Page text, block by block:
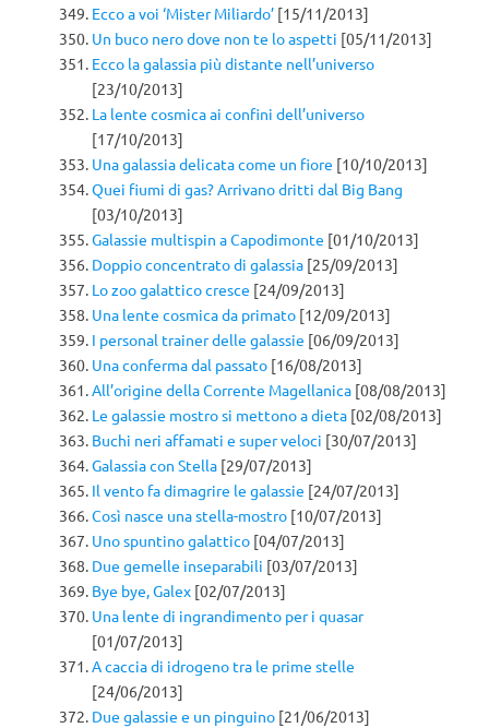
Ecco a voi ‘Mister Miliardo’ [15/11/2013]
Un buco nero dove non te lo aspetti [05/11/2013]
Ecco la galassia più distante nell’universo
[23/10/2013]
La lente cosmica ai confini dell’universo
[17/10/2013]
Una galassia delicata come un fiore [10/10/2013]
Quei fiumi di gas? Arrivano dritti dal Big Bang
[03/10/2013]
Galassie multispin a Capodimonte [01/10/2013]
Doppio concentrato di galassia [25/09/2013]
Lo zoo galattico cresce [24/09/2013]
Una lente cosmica da primato [12/09/2013]
I personal trainer delle galassie [06/09/2013]
Una conferma dal passato [16/08/2013]
All’origine della Corrente Magellanica [08/08/2013]
Le galassie mostro si mettono a dieta [02/08/2013]
Buchi neri affamati e super veloci [30/07/2013]
Galassia con Stella [29/07/2013]
Il vento fa dimagrire le galassie [24/07/2013]
Così nasce una stella-mostro [10/07/2013]
Uno spuntino galattico [04/07/2013]
Due gemelle inseparabili [03/07/2013]
Bye bye, Galex [02/07/2013]
Una lente di ingrandimento per i quasar
[01/07/2013]
A caccia di idrogeno tra le prime stelle
[24/06/2013]
Due galassie e un pinguino [21/06/2013]